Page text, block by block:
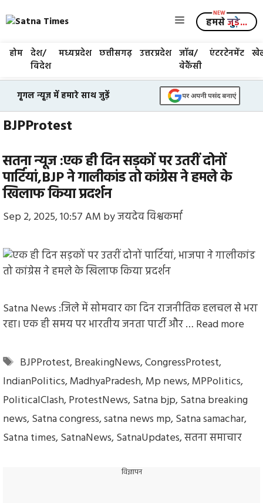
to
Menuहमसेजुड़े...
होम देश/
विदेश
मध्यप्रदेश छत्तीसगढ़ उत्तरप्रदेश जॉब/
वेकैंसी
एंटरटेनमेंट
गूगल न्यूज़ में हमारे साथ जुड़ें
BJPProtest
सतना न्यूज :एक ही दिन सड़कों पर उतरीं दोनों
पार्टियां,BJP ने गालीकांड तो कांग्रेस ने हमले के
खिलाफ किया प्रदर्शन
Sep 2, 2025, 10:57 AM byजयदेव विश्वकर्मा
Satna News :जिले में सोमवार का दिन राजनीतिक हलचल से भरा
रहा। एक ही समय पर भारतीय जनता पार्टी और … Read more
Tags
BJPProtest,BreakingNews,CongressProtest,
IndianPolitics,MadhyaPradesh,Mp news,MPPolitics,
PoliticalClash,ProtestNews,Satna bjp,Satna breaking
news,Satna congress,satna news mp,Satna samachar,
Satna times,SatnaNews,SatnaUpdates,सतना समाचार
विज्ञापन